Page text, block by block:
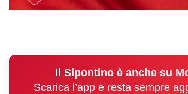
Il Sipontino è anche su
Scarica l’app e resta sempre